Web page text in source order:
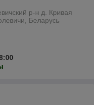
р-н д. Кривая
Беларусь